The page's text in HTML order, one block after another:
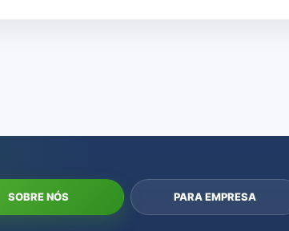
SOBRE NÓS PARA EMPRESA